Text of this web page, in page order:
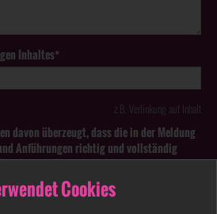
Cookies
Inhaltes*
z.B. Verlinkung auf Inhalt
davon überzeugt, dass die in der Meldung
Anführungen richtig und vollständig
oder irreführende Meldungen zu
können strafbar sein.